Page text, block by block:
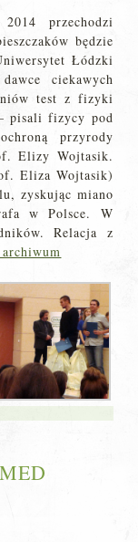
przechodzi
będzie
Łódzki
ciekawych
test z fizyki
pisali fizycy pod
przyrody
Elizy Wojtasik.
Eliza Wojtasik)
zyskując miano
w Polsce. W
Relacja z